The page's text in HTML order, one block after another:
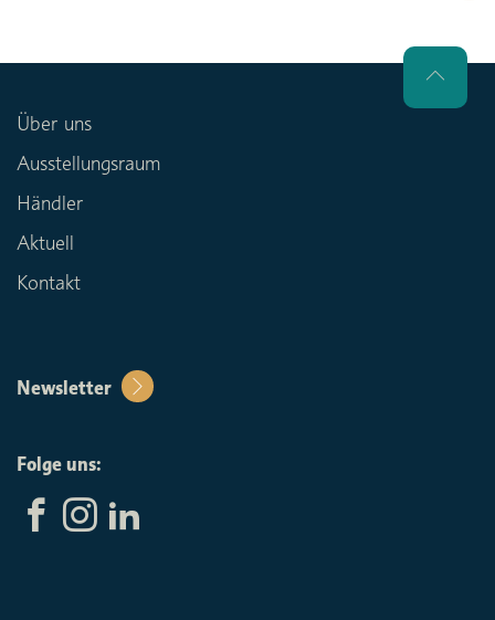
Über uns
Ausstellungsraum
Händler
Aktuell
Kontakt
Newsletter
Folge uns: